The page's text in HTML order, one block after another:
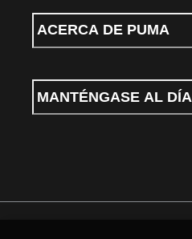
ACERCA DE PUMA
MANTÉNGASE AL DÍA